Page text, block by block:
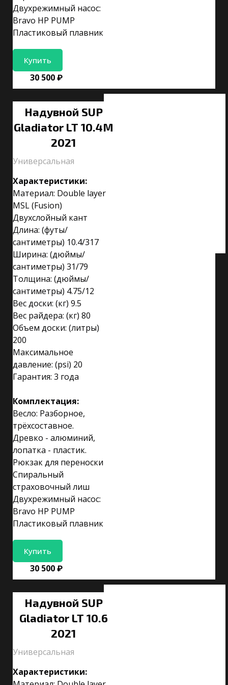
Двухрежимный насос:
Bravo HP PUMP
Пластиковый плавник
Купить
30 500 ₽
Надувной SUP
Gladiator LT 10.4M
2021
Универсальная
Характеристики:
Материал: Double layer
MSL (Fusion)
Двухслойный кант
Длина: (футы/
сантиметры) 10.4/317
Ширина: (дюймы/
сантиметры) 31/79
Толщина: (дюймы/
сантиметры) 4.75/12
Вес доски: (кг) 9.5
Вес райдера: (кг) 80
Объем доски: (литры)
200
Максимальное
давление: (psi) 20
Гарантия: 3 года
Комплектация:
Весло: Разборное,
трёхсоставное.
Древко - алюминий,
лопатка - пластик.
Рюкзак для переноски
Спиральный
страховочный лиш
Двухрежимный насос:
Bravo HP PUMP
Пластиковый плавник
Купить
30 500 ₽
Надувной SUP
Gladiator LT 10.6
2021
Универсальная
Характеристики: